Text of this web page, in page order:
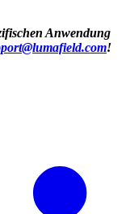
Anwendung
!